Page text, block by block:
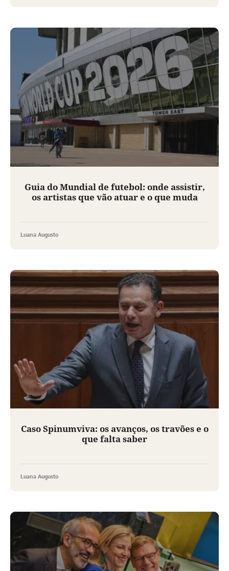
Guia do Mundial de futebol: onde assistir,
os artistas que vão atuar e o que muda
Luana Augusto
Caso Spinumviva: os avanços, os travões e o
que falta saber
Luana Augusto